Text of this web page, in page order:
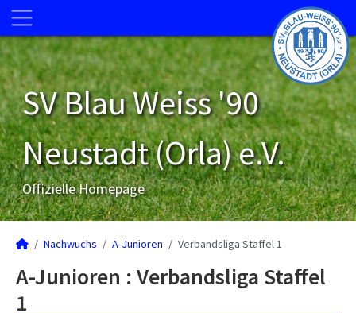
SV Blau Weiss '90
Neustadt (Orla) e.V.
Offizielle Homepage
Nachwuchs A-Junioren Verbandsliga Staffel 1
A-Junioren : Verbandsliga Staffel
1